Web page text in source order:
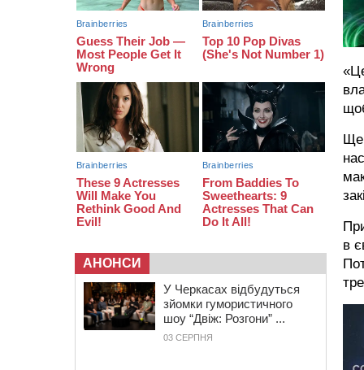
Ще
в
заповідного фонду
16:55 На Лисянщині проведуть в
внаслідок атаки FPV-дрона
воїна
16:16
У Дахнівському лісництві
екоінспектори натрапили на
АНОНСИ
У Черкасах відбудуться
зйомки гумористичного
шоу “Двіж: Розгони” ...
03 СЕРПНЯ